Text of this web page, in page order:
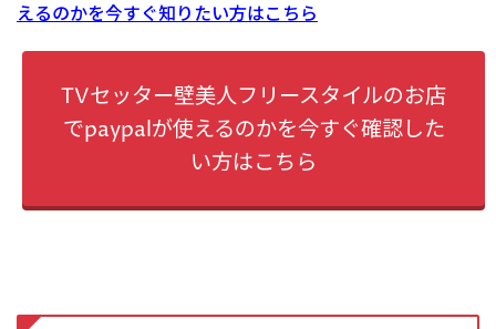
えるのかを今すぐ知りたい方はこちら
TVセッター壁美人フリースタイルのお店
でpaypalが使えるのかを今すぐ確認した
い方はこちら